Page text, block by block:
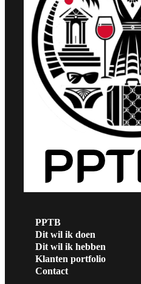
PPTB
Dit wil ik doen
Dit wil ik hebben
Klanten portfolio
Contact